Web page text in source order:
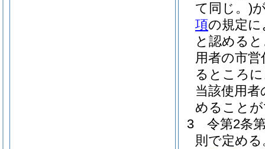
て同じ。)
項の規定
と認める
用者の市
るところ
当該使用
めること
3
令第2条
則で定める